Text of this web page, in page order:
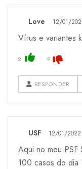
Love 12/01/
Vírus e variantes
2 9
RESPONDER
USF 12/01/
Aqui no meu PSF
100 casos do dia